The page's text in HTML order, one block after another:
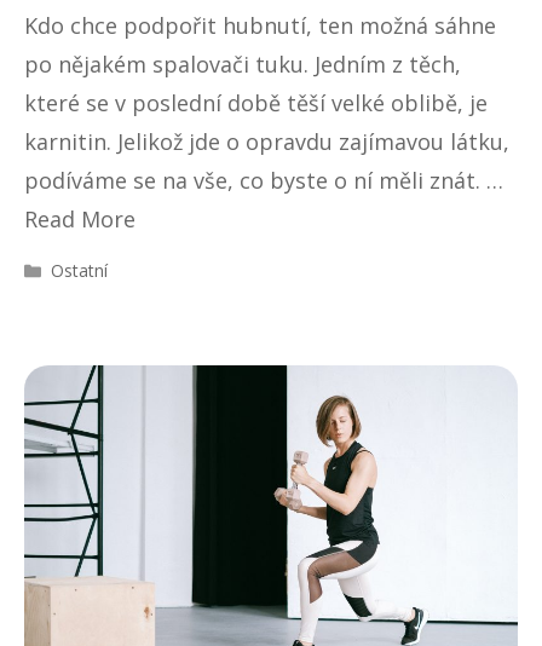
Kdo chce podpořit hubnutí, ten možná sáhne
po nějakém spalovači tuku. Jedním z těch,
které se v poslední době těší velké oblibě, je
karnitin. Jelikož jde o opravdu zajímavou látku,
podíváme se na vše, co byste o ní měli znát. …
Read More
R
i
k
y
Ostatní